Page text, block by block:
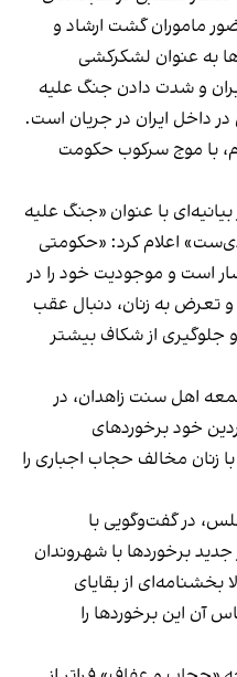
ماموران گشت ارشاد و
به عنوان لشکرکشی
و شدت دادن جنگ علیه
داخل ایران در جریان است.
با موج سرکوب حکومت
با عنوان «جنگ علیه
اعلام کرد: «حکومتی
است و موجودیت خود را در
تعرض به زنان، دنبال عقب
جلوگیری از شکاف بیشتر
اهل سنت زاهدان، در
جمعه روز ۳۱ فروردین خود برخوردهای
زنان مخالف حجاب اجباری را
در گفت‌وگویی با
جدید برخوردها با شهروندان
از بقایای
بر اساس آن این برخوردها را